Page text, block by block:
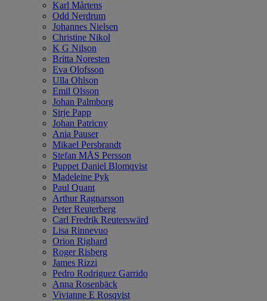
Karl Mårtens
Odd Nerdrum
Johannes Nielsen
Christine Nikol
K G Nilson
Britta Noresten
Eva Olofsson
Ulla Ohlson
Emil Olsson
Johan Palmborg
Sirje Papp
Johan Patricny
Ania Pauser
Mikael Persbrandt
Stefan MÅS Persson
Puppet Daniel Blomqvist
Madeleine Pyk
Paul Quant
Arthur Ragnarsson
Peter Reuterberg
Carl Fredrik Reuterswärd
Lisa Rinnevuo
Orion Righard
Roger Risberg
James Rizzi
Pedro Rodriguez Garrido
Anna Rosenbäck
Vivianne E Rosqvist